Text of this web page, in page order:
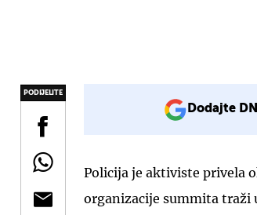
PODIJELITE
Dodajte
Policija je aktiviste privela
organizacije summita traži